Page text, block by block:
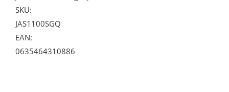
SKU:
JAS1100SGQ
EAN:
0635464310886